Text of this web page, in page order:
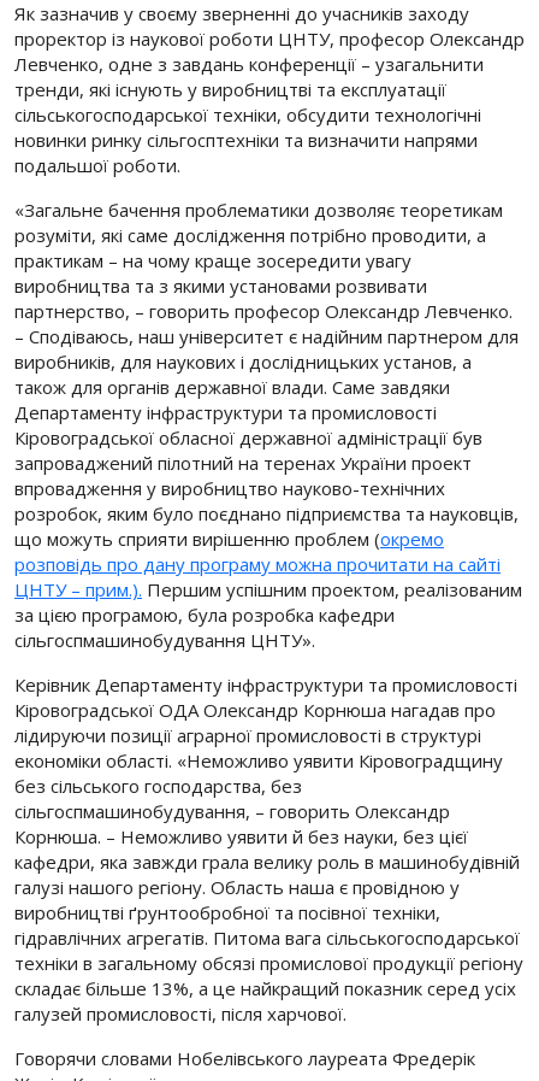
Як зазначив у своєму зверненні до учасників заходу
проректор із наукової роботи ЦНТУ, професор Олександр
Левченко, одне з завдань конференції – узагальнити
тренди, які існують у виробництві та експлуатації
сільськогосподарської техніки, обсудити технологічні
новинки ринку сільгосптехніки та визначити напрями
подальшої роботи.
«Загальне бачення проблематики дозволяє теоретикам
розуміти, які саме дослідження потрібно проводити, а
практикам – на чому краще зосередити увагу
виробництва та з якими установами розвивати
партнерство, – говорить професор Олександр Левченко.
– Сподіваюсь, наш університет є надійним партнером для
виробників, для наукових і дослідницьких установ, а
також для органів державної влади. Саме завдяки
Департаменту інфраструктури та промисловості
Кіровоградської обласної державної адміністрації був
запроваджений пілотний на теренах України проект
впровадження у виробництво науково-технічних
розробок, яким було поєднано підприємства та науковців,
що можуть сприяти вирішенню проблем (окремо
розповідь про дану програму можна прочитати на сайті
ЦНТУ – прим.). Першим успішним проектом, реалізованим
за цією програмою, була розробка кафедри
сільгоспмашинобудування ЦНТУ».
Керівник Департаменту інфраструктури та промисловості
Кіровоградської ОДА Олександр Корнюша нагадав про
лідируючи позиції аграрної промисловості в структурі
економіки області. «Неможливо уявити Кіровоградщину
без сільського господарства, без
сільгоспмашинобудування, – говорить Олександр
Корнюша. – Неможливо уявити й без науки, без цієї
кафедри, яка завжди грала велику роль в машинобудівній
галузі нашого регіону. Область наша є провідною у
виробництві ґрунтообробної та посівної техніки,
гідравлічних агрегатів. Питома вага сільськогосподарської
техніки в загальному обсязі промислової продукції регіону
складає більше 13%, а це найкращий показник серед усіх
галузей промисловості, після харчової.
Говорячи словами Нобелівського лауреата Фредерік